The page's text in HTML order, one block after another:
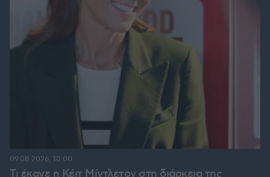
Τι έκανε η Κέιτ Μίντλετον στη διάρκεια της
09.08.2026, 10:00